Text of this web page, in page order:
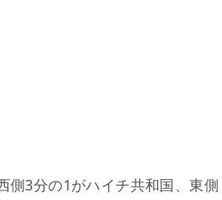
側3分の1がハイチ共和国、東側